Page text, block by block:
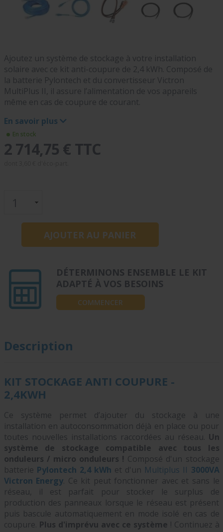
Ajoutez un système de stockage à votre installation
solaire avec ce kit anti-coupure de 2,4 kWh. Composé de
la batterie Pylontech et du convertisseur Victron
MultiPlus II, il assure l’alimentation de vos appareils
même en cas de coupure de courant.
En savoir plus
En stock
2 714,75 € TTC
DÉTERMINONS ENSEMBLE LE KIT
ADAPTÉ À VOS BESOINS
COMMENCER
Description
KIT STOCKAGE ANTI COUPURE -
2,4KWH
Ce système permet d’ajouter du stockage à une
installation en autoconsommation déjà en place ou pour
toutes nouvelles installations raccordées au réseau. Un
système de stockage compatible avec tous les
onduleurs / micro onduleurs ! Composé d'un stockage
batterie Pylontech 2,4 kWh et d'un Multiplus II 3000VA
Victron Energy. Ce kit peut fonctionner avec et sans le
réseau, il est parfait pour stocker le surplus de
production des panneaux lorsque le réseau est présent
puis bascule automatiquement en mode isolé en cas de
coupure. Plus d'imprévu avec ce système ! Continuez à